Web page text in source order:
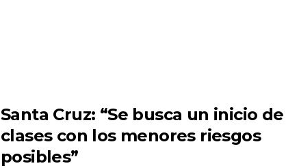
Santa Cruz: “Se busca un inicio de
clases con los menores riesgos
posibles”